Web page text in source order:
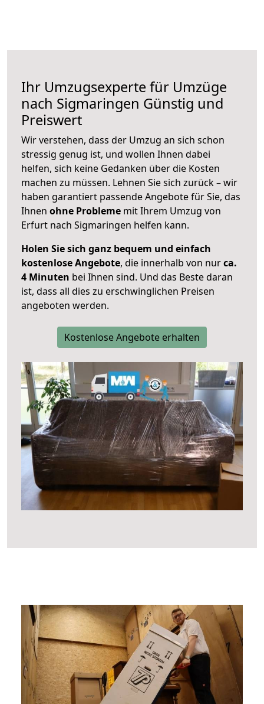
Ihr Umzugsexperte für Umzüge
nach Sigmaringen Günstig und
Preiswert
Wir verstehen, dass der Umzug an sich schon
stressig genug ist, und wollen Ihnen dabei
helfen, sich keine Gedanken über die Kosten
machen zu müssen. Lehnen Sie sich zurück – wir
haben garantiert passende Angebote für Sie, das
Ihnen ohne Probleme mit Ihrem Umzug von
Erfurt nach Sigmaringen helfen kann.
Holen Sie sich ganz bequem und einfach
kostenlose Angebote, die innerhalb von nurca.
4 Minuten bei Ihnen sind. Und das Beste daran
ist, dass all dies zu erschwinglichen Preisen
angeboten werden.
Kostenlose Angebote erhalten